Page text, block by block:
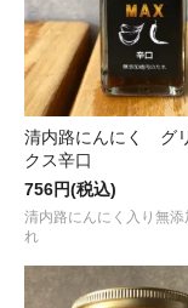
清内路にんにく グ
クス辛口
756円(税込)
清内路にんにく入り無添
れ